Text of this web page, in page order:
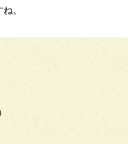
。